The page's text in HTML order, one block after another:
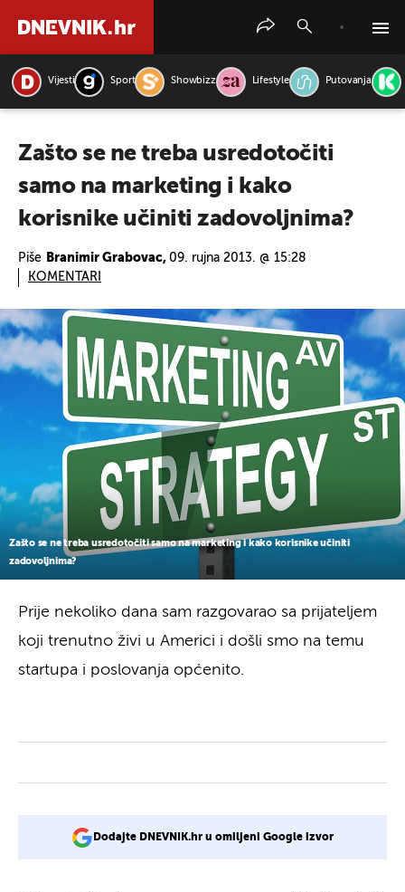
Vijesti Sport Showbizz Lifestyle Putovanja
Zašto se ne treba usredotočiti
samo na marketing i kako
korisnike učiniti zadovoljnima?
Piše Branimir Grabovac, 09. rujna 2013. @ 15:28
KOMENTARI
Zašto se ne treba usredotočiti samo na marketing i kako korisnike učiniti
zadovoljnima?
Prije nekoliko dana sam razgovarao sa prijateljem
koji trenutno živi u Americi i došli smo na temu
startupa i poslovanja općenito.
Dodajte DNEVNIK.hr u omiljeni Google izvor
PRETRAŽITE VIJESTI